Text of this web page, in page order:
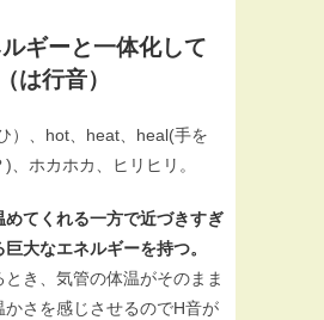
ギーと一体化して
は行音）
）、hot、heat、heal(手を
、ホカホカ、ヒリヒリ。
めてくれる一方で近づきすぎ
大なエネルギーを持つ。
とき、気管の体温がそのまま
かさを感じさせるのでH音が